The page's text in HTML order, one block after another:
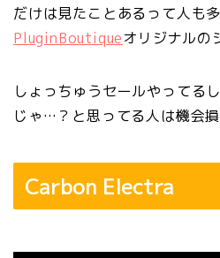
だけは見たことあるって人も
PluginBoutiqueオリジナルの
しょっちゅうセールやってる
じゃ…？と思ってる人は機会損
Carbon Electra